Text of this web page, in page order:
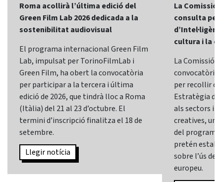
Roma acollirà l’última edició del
Green Film Lab 2026 dedicada a la
sostenibilitat audiovisual
El programa internacional Green Film
Lab, impulsat per TorinoFilmLab i
Green Film, ha obert la convocatòria
per participar a la tercera i última
edició de 2026, que tindrà lloc a Roma
(Itàlia) del 21 al 23 d’octubre. El
termini d’inscripció finalitza el 18 de
setembre.
Llegir notícia
La Comissió
consulta
cultura i la
La Comissió
convocatòria
per recollir
Estratègia
als sectors i
creatives,
del programa
pretén
sobre l’ús de
europeu.